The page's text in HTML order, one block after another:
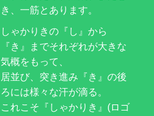
き、一筋とあります。
しゃかりきの『し』から
『き』までそれぞれが大きな
気概をもって、
居並び、突き進み『き』の後
ろには様々な汗が滴る。
これこそ『しゃかりき』(ロゴ